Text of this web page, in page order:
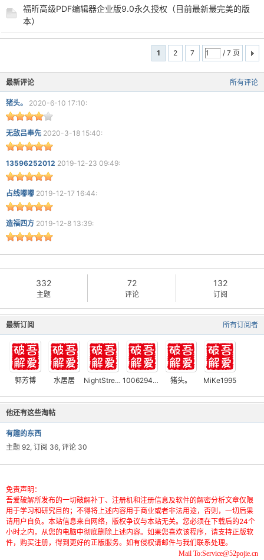
福昕高级PDF编辑器企业版9.0永久授权（目前最新最完美的版
本）
1 2 7 / 7 页
所有评论
最新评论
猪头。 2020-6-10 17:10:
无敌吕奉先 2020-3-18 15:40:
13596252012 2019-12-23 09:49:
占线嘟嘟 2019-12-17 16:44:
造福四方 2019-12-8 13:39:
332
主题
72
评论
132
订阅
所有订阅者
最新订阅
郭芳博 水居居 NightStreetWalk 1006294263 猪头。 MiKe1995
他还有这些淘帖
有趣的东西
主题 92, 订阅 36, 评论 30
免责声明：
吾爱破解所发布的一切破解补丁、注册机和注册信息及软件的解密分析文章仅限
用于学习和研究目的；不得将上述内容用于商业或者非法用途，否则，一切后果
请用户自负。本站信息来自网络，版权争议与本站无关。您必须在下载后的24个
小时之内，从您的电脑中彻底删除上述内容。如果您喜欢该程序，请支持正版软
件，购买注册，得到更好的正版服务。如有侵权请邮件与我们联系处理。
Mail To:Service@52pojie.cn